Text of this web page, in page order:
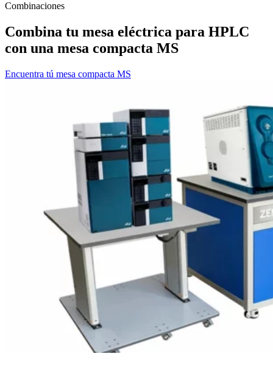
Combinaciones
Combina tu mesa eléctrica para HPLC
con una mesa compacta MS
Encuentra tú mesa compacta MS